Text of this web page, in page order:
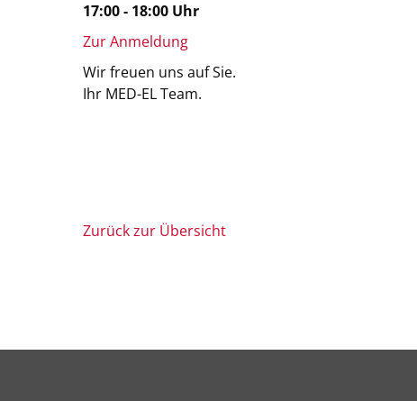
17:00 - 18:00 Uhr
Zur Anmeldung
Wir freuen uns auf Sie.
Ihr MED-EL Team.
Zurück zur Übersicht